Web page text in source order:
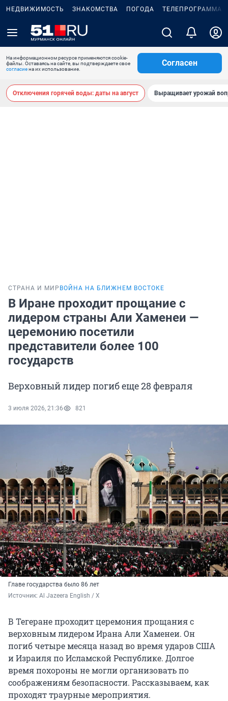
НЕДВИЖИМОСТЬ ЗНАКОМСТВА ПОГОДА ТЕЛЕПРОГРАММА
На информационном ресурсе применяются cookie-
файлы. Оставаясь на сайте, вы подтверждаете свое
согласиена их использование.
Согласен
Отключения горячей воды: даты на август Выращивает урожай
СТРАНА И МИР ВОЙНА НА БЛИЖНЕМ ВОСТОКЕ
В Иране проходит прощание с
лидером страны Али Хаменеи —
церемонию посетили
представители более 100
государств
Верховный лидер погиб еще 28 февраля
3 июля 2026, 21:36 821
Главе государства было 86 лет
Источник: Al Jazeera English / Х
В Тегеране проходит церемония прощания с
верховным лидером Ирана Али Хаменеи. Он
погиб четыре месяца назад во время ударов США
и Израиля по Исламской Республике. Долгое
время похороны не могли организовать по
соображениям безопасности. Рассказываем, как
проходят траурные мероприятия.